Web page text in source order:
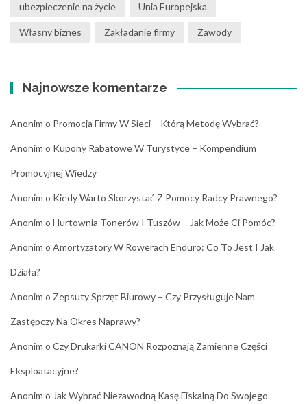
ubezpieczenie na życie Unia Europejska
Własny biznes Zakładanie firmy Zawody
Najnowsze komentarze
Anonim o Promocja Firmy W Sieci – Którą Metodę Wybrać?
Anonim o Kupony Rabatowe W Turystyce – Kompendium
Promocyjnej Wiedzy
Anonim o Kiedy Warto Skorzystać Z Pomocy Radcy Prawnego?
Anonim o Hurtownia Tonerów I Tuszów – Jak Może Ci Pomóc?
Anonim o Amortyzatory W Rowerach Enduro: Co To Jest I Jak
Działa?
Anonim o Zepsuty Sprzęt Biurowy – Czy Przysługuje Nam
Zastępczy Na Okres Naprawy?
Anonim o Czy Drukarki CANON Rozpoznają Zamienne Części
Eksploatacyjne?
Anonim o Jak Wybrać Niezawodną Kasę Fiskalną Do Swojego